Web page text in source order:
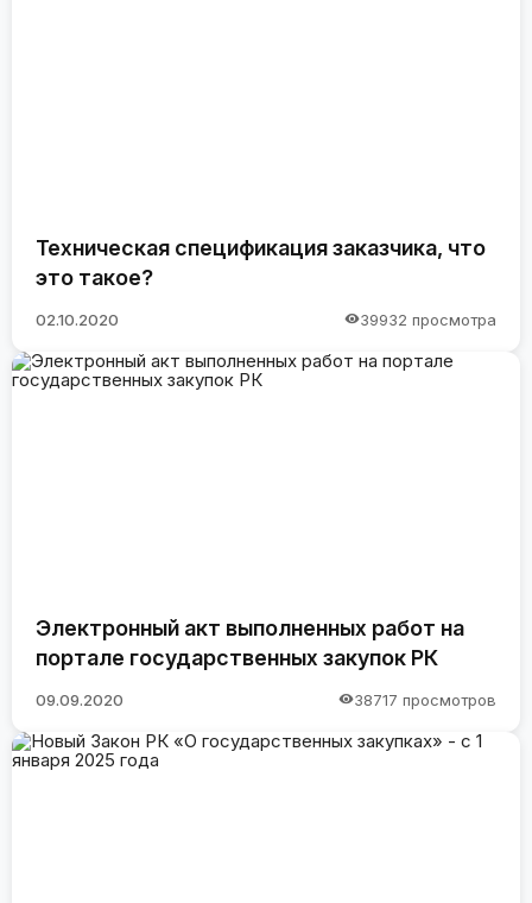
Техническая спецификация заказчика, что
это такое?
02.10.2020 39932 просмотра
Электронный акт выполненных работ на
портале государственных закупок РК
09.09.2020 38717 просмотров